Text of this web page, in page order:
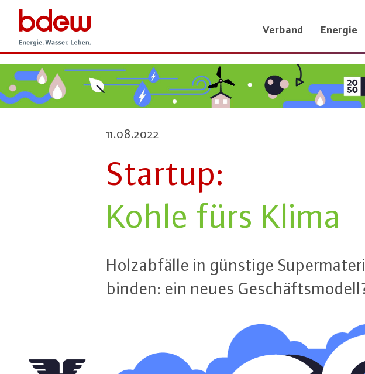
Verband Energie
11.08.2022
Startup:
Kohle fürs Klima
Holz­ab­fäl­le in günstige
binden: ein neues